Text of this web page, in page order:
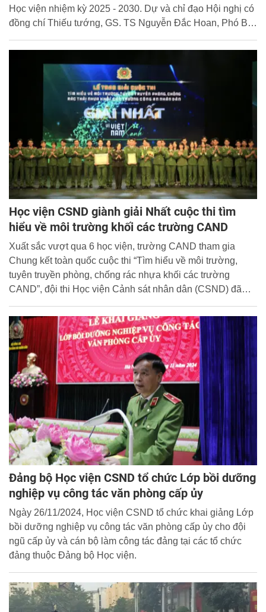
Học viện nhiệm kỳ 2025 - 2030. Dự và chỉ đạo Hội nghị có
đồng chí Thiếu tướng, GS. TS Nguyễn Đắc Hoan, Phó Bí
Học viện CSND giành giải Nhất cuộc thi tìm
hiểu về môi trường khối các trường CAND
Xuất sắc vượt qua 6 học viện, trường CAND tham gia
Chung kết toàn quốc cuộc thi “Tìm hiểu về môi trường,
tuyên truyền phòng, chống rác nhựa khối các trường
CAND”, đội thi Học viện Cảnh sát nhân dân (CSND) đã
Công an tổ chức tối 26/11 tại Nhà hát Hồ Gươm, Hà Nội.
Đảng bộ Học viện CSND tổ chức Lớp bồi dưỡng
nghiệp vụ công tác văn phòng cấp ủy
Ngày 26/11/2024, Học viện CSND tổ chức khai giảng Lớp
bồi dưỡng nghiệp vụ công tác văn phòng cấp ủy cho đội
ngũ cấp ủy và cán bộ làm công tác đảng tại các tổ chức
đảng thuộc Đảng bộ Học viện.